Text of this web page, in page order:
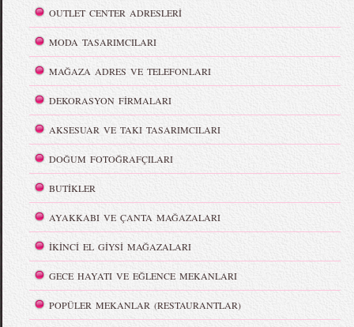
OUTLET CENTER ADRESLERİ
MODA TASARIMCILARI
MAĞAZA ADRES VE TELEFONLARI
DEKORASYON FİRMALARI
AKSESUAR VE TAKI TASARIMCILARI
DOĞUM FOTOĞRAFÇILARI
BUTİKLER
AYAKKABI VE ÇANTA MAĞAZALARI
İKİNCİ EL GİYSİ MAĞAZALARI
GECE HAYATI VE EĞLENCE MEKANLARI
POPÜLER MEKANLAR (RESTAURANTLAR)